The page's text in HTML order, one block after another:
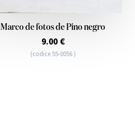
Marco de fotos de Pino negro
9.00 €
(codice 55-0056 )